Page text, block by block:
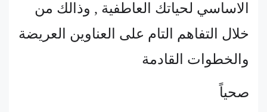
الاساسي لحياتك العاطفية , وذالك من
خلال التفاهم التام على العناوين العريضة
والخطوات القادمة
صحياً